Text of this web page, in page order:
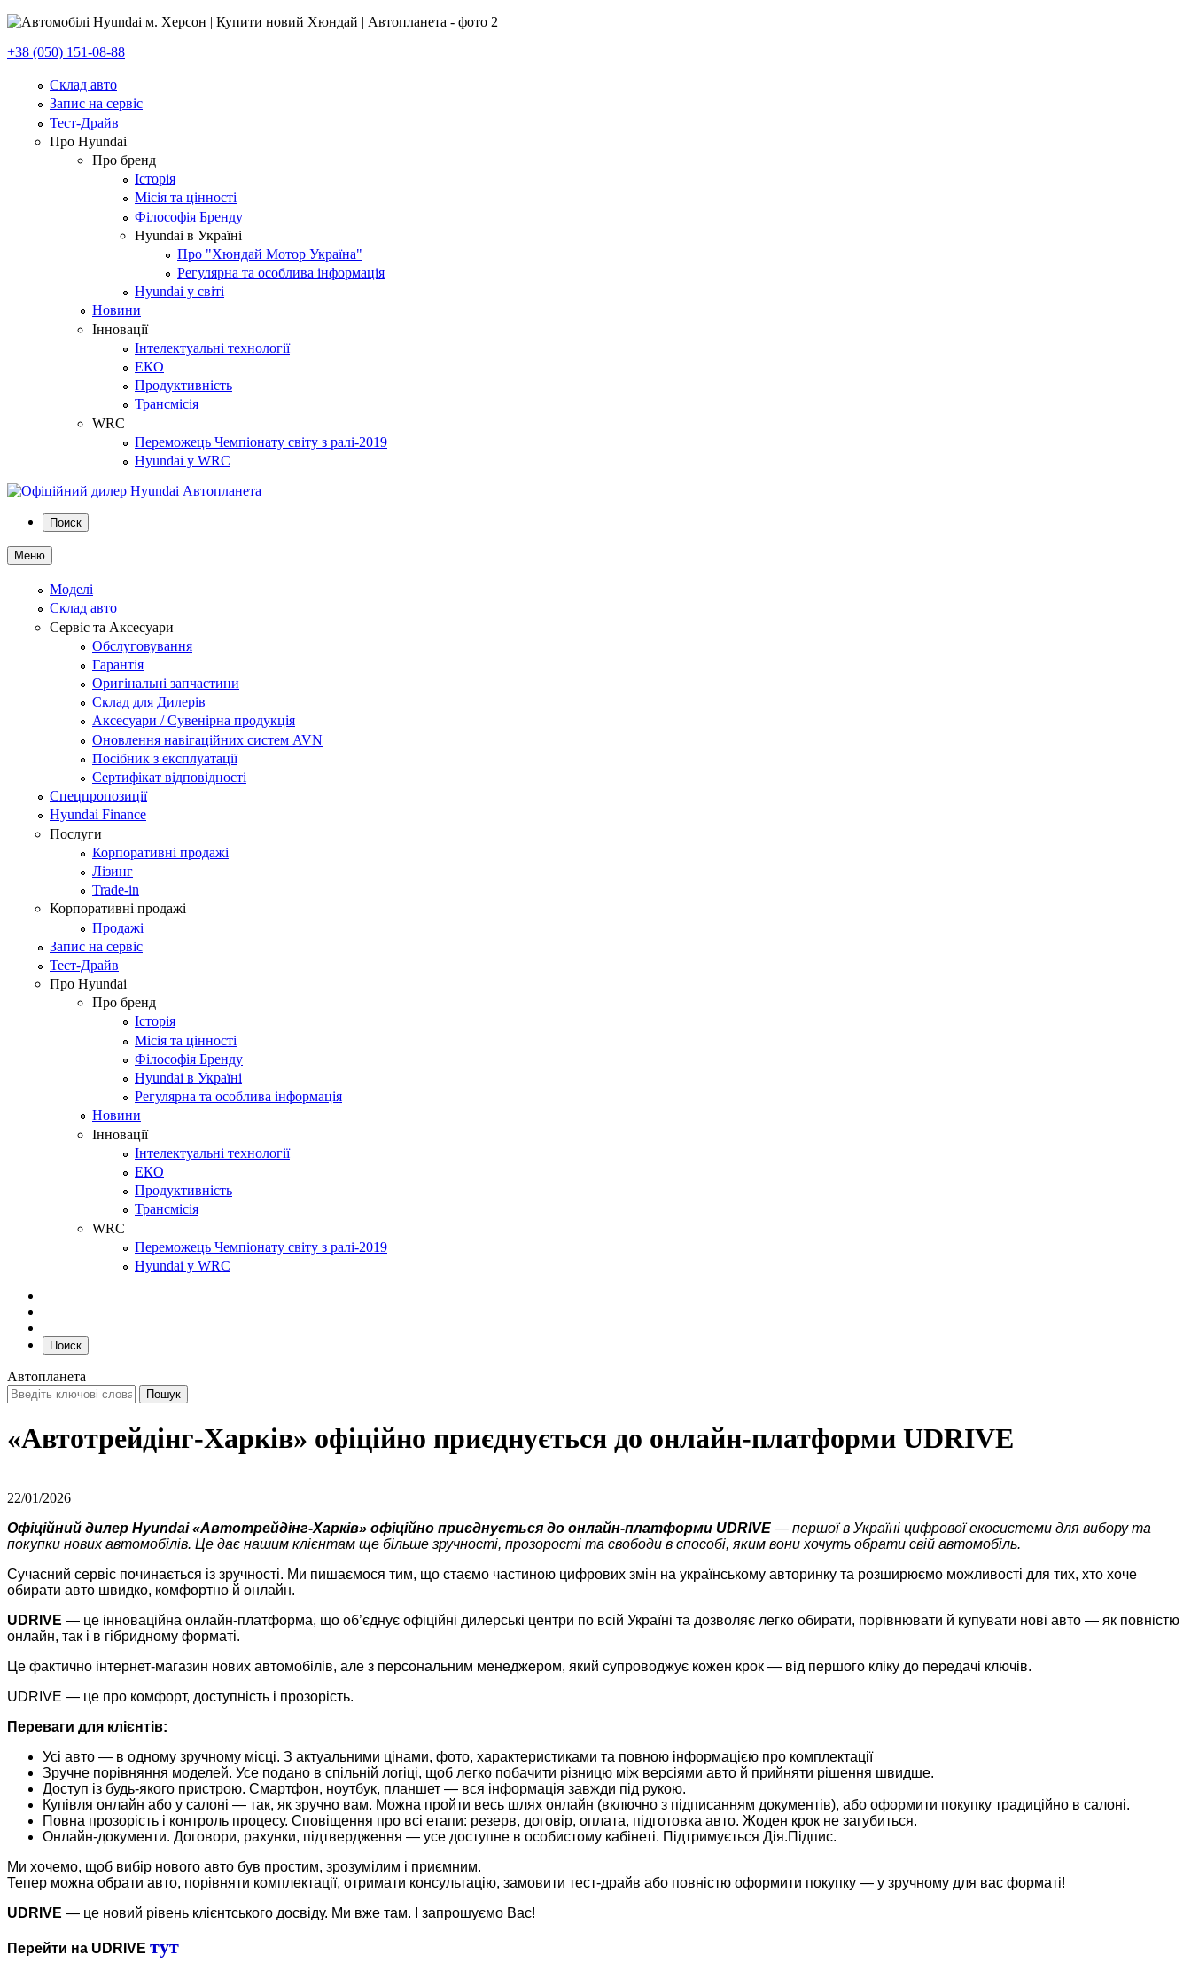
+38 (050) 151-08-88
Склад авто
Запис на сервіс
Тест-Драйв
Про Hyundai
Про бренд
Історія
Місія та цінності
Філософія Бренду
Hyundai в Україні
Про "Хюндай Мотор Україна"
Регулярна та особлива інформація
Hyundai у світі
Новини
Інновації
Інтелектуальні технології
ЕКО
Продуктивність
Трансмісія
WRC
Переможець Чемпіонату світу з ралі-2019
Hyundai у WRC
Поиск
Меню
Моделі
Склад авто
Сервіс та Аксесуари
Обслуговування
Гарантія
Оригінальні запчастини
Склад для Дилерів
Аксесуари / Сувенірна продукція
Оновлення навігаційних систем AVN
Посібник з експлуатації
Сертифікат відповідності
Спецпропозиції
Hyundai Finance
Послуги
Корпоративні продажі
Лізинг
Trade-in
Корпоративні продажі
Продажі
Запис на сервіс
Тест-Драйв
Про Hyundai
Про бренд
Історія
Місія та цінності
Філософія Бренду
Hyundai в Україні
Регулярна та особлива інформація
Новини
Інновації
Інтелектуальні технології
ЕКО
Продуктивність
Трансмісія
WRC
Переможець Чемпіонату світу з ралі-2019
Hyundai у WRC
Поиск
Автопланета
«Автотрейдінг-Харків» офіційно приєднується до онлайн-платформи UDRIVE
22/01/2026
Офіційний дилер Hyundai «Автотрейдінг-Харків» офіційно приєднується до онлайн-платформи UDRIVE — першої в Україні цифрової екосистеми для вибору та
покупки нових автомобілів. Це дає нашим клієнтам ще більше зручності, прозорості та свободи в способі, яким вони хочуть обрати свій автомобіль.
Сучасний сервіс починається із зручності. Ми пишаємося тим, що стаємо частиною цифрових змін на українському авторинку та розширюємо можливості для тих, хто хоче
обирати авто швидко, комфортно й онлайн.
UDRIVE — це інноваційна онлайн-платформа, що об’єднує офіційні дилерські центри по всій Україні та дозволяє легко обирати, порівнювати й купувати нові авто — як повністю
онлайн, так і в гібридному форматі.
Це фактично інтернет-магазин нових автомобілів, але з персональним менеджером, який супроводжує кожен крок — від першого кліку до передачі ключів.
UDRIVE — це про комфорт, доступність і прозорість.
Переваги для клієнтів:
Усі авто — в одному зручному місці. З актуальними цінами, фото, характеристиками та повною інформацією про комплектації
Зручне порівняння моделей. Усе подано в спільній логіці, щоб легко побачити різницю між версіями авто й прийняти рішення швидше.
Доступ із будь-якого пристрою. Смартфон, ноутбук, планшет — вся інформація завжди під рукою.
Купівля онлайн або у салоні — так, як зручно вам. Можна пройти весь шлях онлайн (включно з підписанням документів), або оформити покупку традиційно в салоні.
Повна прозорість і контроль процесу. Сповіщення про всі етапи: резерв, договір, оплата, підготовка авто. Жоден крок не загубиться.
Онлайн-документи. Договори, рахунки, підтвердження — усе доступне в особистому кабінеті. Підтримується Дія.Підпис.
Ми хочемо, щоб вибір нового авто був простим, зрозумілим і приємним.
Тепер можна обрати авто, порівняти комплектації, отримати консультацію, замовити тест-драйв або повністю оформити покупку — у зручному для вас форматі!
UDRIVE — це новий рівень клієнтського досвіду. Ми вже там. І запрошуємо Вас!
Перейти на UDRIVE тут